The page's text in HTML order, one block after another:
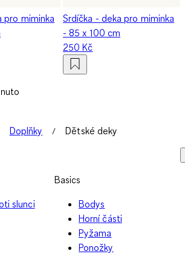
pro miminka
Srdíčka - deka pro miminka
- 85 x 100 cm
250 Kč
Doplňky Dětské deky
slunci
Basics
Bodys
Horní části
Pyžama
Ponožky